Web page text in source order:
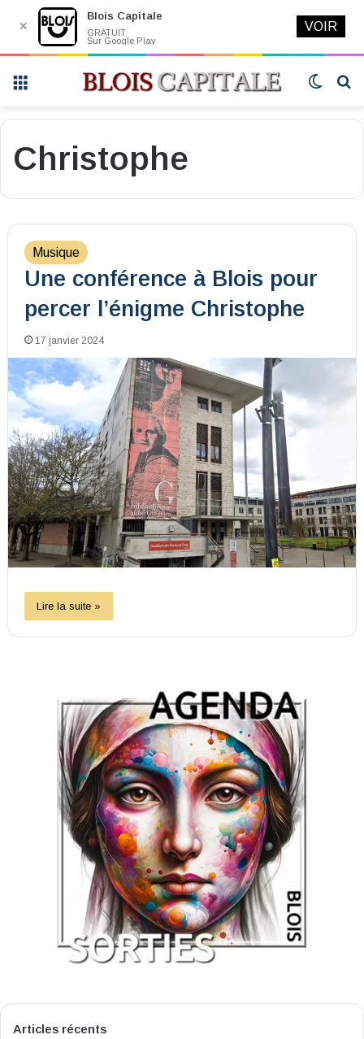
Switch
Christophe
Musique
Une conférence à Blois pour
percer l’énigme Christophe
17 janvier 2024
Lire la suite »
Articles récents
✕
Blois Capitale
GRATUIT
Sur Google Play
VOIR